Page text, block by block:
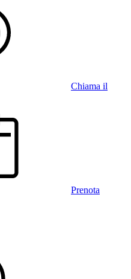
Chiama il
Prenota